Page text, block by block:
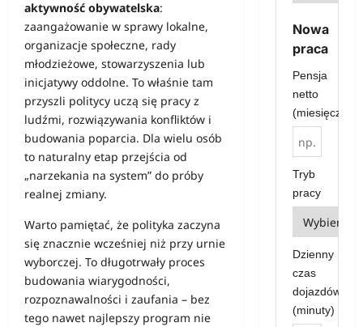
aktywność obywatelska:
zaangażowanie w sprawy lokalne,
organizacje społeczne, rady
młodzieżowe, stowarzyszenia lub
inicjatywy oddolne. To właśnie tam
przyszli politycy uczą się pracy z
ludźmi, rozwiązywania konfliktów i
budowania poparcia. Dla wielu osób
to naturalny etap przejścia od
„narzekania na system” do próby
realnej zmiany.
Warto pamiętać, że polityka zaczyna
się znacznie wcześniej niż przy urnie
wyborczej. To długotrwały proces
budowania wiarygodności,
rozpoznawalności i zaufania – bez
tego nawet najlepszy program nie
Nowa
praca
Pensja
netto
(miesięcznie)
Tryb
pracy
Dzienny
czas
dojazdów
(minuty)